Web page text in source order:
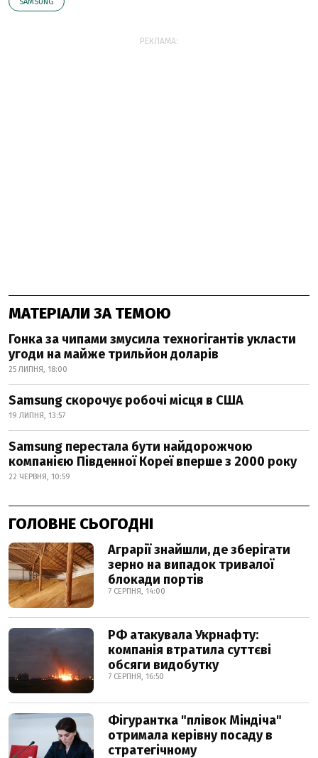
РЕКЛАМА:
МАТЕРІАЛИ ЗА ТЕМОЮ
Гонка за чипами змусила техногігантів укласти
угоди на майже трильйон доларів
25 ЛИПНЯ, 18:00
Samsung скорочує робочі місця в США
19 ЛИПНЯ, 13:57
Samsung перестала бути найдорожчою
компанією Південної Кореї вперше з 2000 року
22 ЧЕРВНЯ, 10:59
ГОЛОВНЕ СЬОГОДНІ
Аграрії знайшли, де зберігати
зерно на випадок тривалої
блокади портів
7 СЕРПНЯ, 14:00
РФ атакувала Укрнафту:
компанія втратила суттєві
обсяги видобутку
7 СЕРПНЯ, 16:50
Фігурантка "плівок Міндіча"
отримала керівну посаду в
стратегічному